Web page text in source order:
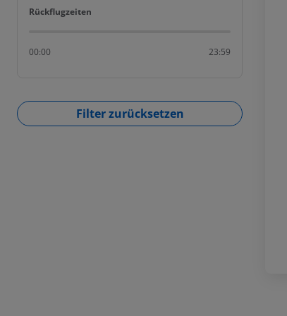
Rückflugzeiten
Rückflugzeiten
00:00 23:59
Filter zurücksetzen